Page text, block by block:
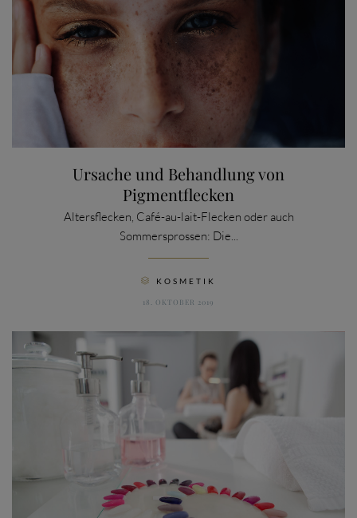
Ursache und Behandlung von
Pigmentflecken
Altersflecken, Café-au-lait-Flecken oder auch
Sommersprossen: Die...
 KOSMETIK
18. OKTOBER 2019